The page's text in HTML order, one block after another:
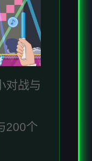
对战与
200个